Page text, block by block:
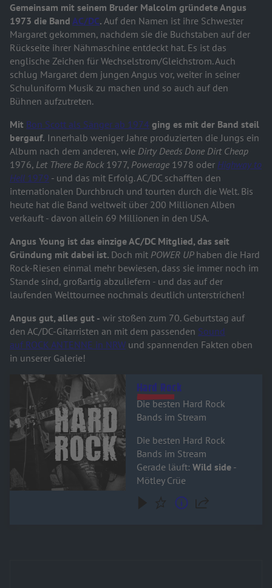
Gemeinsam mit seinem Bruder Malcolm gründete Angus
1973 die Band AC/DC. Auf den Namen ist ihre Schwester
Margaret gekommen, nachdem sie die Buchstaben auf der
Rückseite ihrer Nähmaschine entdeckt hat. Es ist das
englische Zeichen für Wechselstrom/Gleichstrom. Auch
schlug Margaret dem jungen Angus vor, weiter in seiner
Schuluniform Musik zu machen und so auch auf den
Bühnen aufzutreten.
Mit Bon Scott als Sänger ab 1974 ging es mit der Band steil
bergauf. Innerhalb weniger Jahre produzierten die Jungs ein
Album nach dem anderen, wie Dirty Deeds Done Dirt Cheap
1976, Let There Be Rock1977, Powerage 1978 oder Highway to
Hell 1979 - und das mit Erfolg. AC/DC schafften den
internationalen Durchbruch und tourten durch die Welt. Bis
heute hat die Band weltweit über 200 Millionen Alben
verkauft - davon allein 69 Millionen in den USA.
Angus Young ist das einzige AC/DC Mitglied, das seit
Gründung mit dabei ist. Doch mit POWER UP haben die Hard
Rock-Riesen einmal mehr bewiesen, dass sie immer noch im
Stande sind, großartig abzuliefern - und das auf der
laufenden Welttournee nochmals deutlich unterstrichen!
Angus gut, alles gut - wir stoßen zum 70. Geburtstag auf
den AC/DC-Gitarristen an mit dem passenden Sound
auf ROCK ANTENNE in NRW und spannenden Fakten oben
in unserer Galerie!
Audiotitel - Hard Rock
Hard Rock
Die besten Hard Rock
Bands im Stream
Die besten Hard Rock
Bands im Stream
Gerade läuft: Wild side -
Mötley Crüe